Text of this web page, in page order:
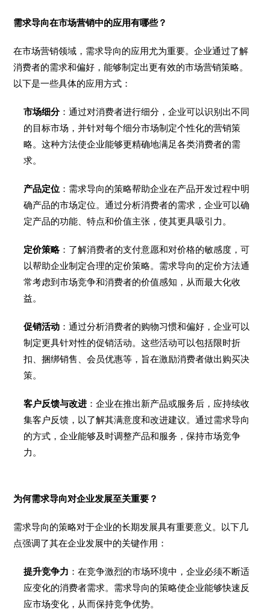
需求导向在市场营销中的应用有哪些？
在市场营销领域，需求导向的应用尤为重要。企业通过了解
消费者的需求和偏好，能够制定出更有效的市场营销策略。
以下是一些具体的应用方式：
市场细分：通过对消费者进行细分，企业可以识别出不同
的目标市场，并针对每个细分市场制定个性化的营销策
略。这种方法使企业能够更精确地满足各类消费者的需
求。
产品定位 ：需求导向的策略帮助企业在产品开发过程中明
确产品的市场定位。通过分析消费者的需求，企业可以确
定产品的功能、特点和价值主张，使其更具吸引力。
定价策略 ：了解消费者的支付意愿和对价格的敏感度，可
以帮助企业制定合理的定价策略。需求导向的定价方法通
常考虑到市场竞争和消费者的价值感知，从而最大化收
益。
促销活动 ：通过分析消费者的购物习惯和偏好，企业可以
制定更具针对性的促销活动。这些活动可以包括限时折
扣、捆绑销售、会员优惠等，旨在激励消费者做出购买决
策。
客户反馈与改进 ：企业在推出新产品或服务后，应持续收
集客户反馈，以了解其满意度和改进建议。通过需求导向
的方式，企业能够及时调整产品和服务，保持市场竞争
力。
为何需求导向对企业发展至关重要？
需求导向的策略对于企业的长期发展具有重要意义。以下几
点强调了其在企业发展中的关键作用：
提升竞争力 ：在竞争激烈的市场环境中，企业必须不断适
应变化的消费者需求。需求导向的策略使企业能够快速反
应市场变化，从而保持竞争优势。